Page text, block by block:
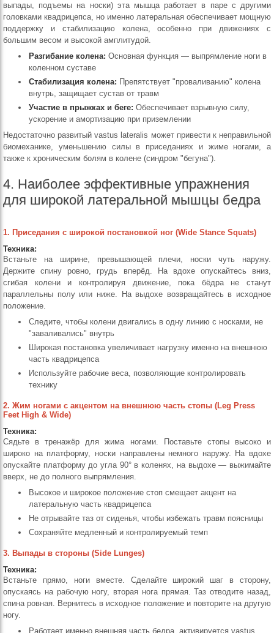
выпады, подъемы на носки) эта мышца работает в паре с другими
головками квадрицепса, но именно латеральная обеспечивает мощную
поддержку и стабилизацию колена, особенно при движениях с
большим весом и высокой амплитудой.
Разгибание колена: Основная функция — выпрямление ноги в
коленном суставе
Стабилизация колена: Препятствует "проваливанию" колена
внутрь, защищает сустав от травм
Участие в прыжках и беге: Обеспечивает взрывную силу,
ускорение и амортизацию при приземлении
Недостаточно развитый vastus lateralis может привести к неправильной
биомеханике, уменьшению силы в приседаниях и жиме ногами, а
также к хроническим болям в колене (синдром "бегуна").
4. Наиболее эффективные упражнения
для широкой латеральной мышцы бедра
1. Приседания с широкой постановкой ног (Wide Stance Squats)
Техника:
Встаньте на ширине, превышающей плечи, носки чуть наружу.
Держите спину ровно, грудь вперёд. На вдохе опускайтесь вниз,
сгибая колени и контролируя движение, пока бёдра не станут
параллельны полу или ниже. На выдохе возвращайтесь в исходное
положение.
Следите, чтобы колени двигались в одну линию с носками, не
"заваливались" внутрь
Широкая постановка увеличивает нагрузку именно на внешнюю
часть квадрицепса
Используйте рабочие веса, позволяющие контролировать
технику
2. Жим ногами с акцентом на внешнюю часть стопы (Leg Press
Feet High & Wide)
Техника:
Сядьте в тренажёр для жима ногами. Поставьте стопы высоко и
широко на платформу, носки направлены немного наружу. На вдохе
опускайте платформу до угла 90° в коленях, на выдохе — выжимайте
вверх, не до полного выпрямления.
Высокое и широкое положение стоп смещает акцент на
латеральную часть квадрицепса
Не отрывайте таз от сиденья, чтобы избежать травм поясницы
Сохраняйте медленный и контролируемый темп
3. Выпады в стороны (Side Lunges)
Техника:
Встаньте прямо, ноги вместе. Сделайте широкий шаг в сторону,
опускаясь на рабочую ногу, вторая нога прямая. Таз отводите назад,
спина ровная. Вернитесь в исходное положение и повторите на другую
ногу.
Работает именно внешняя часть бедра, активируется vastus